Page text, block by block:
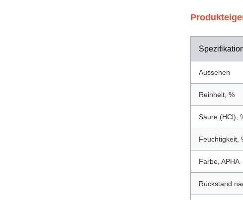
Aussehen
Reinheit, %
Säure (HCl),
Feuchtigkeit,
Farbe, APHA
Rückstand